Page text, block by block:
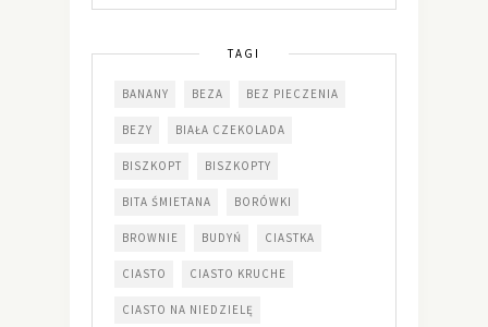
TAGI
BANANY BEZA BEZ PIECZENIA
BEZY BIAŁA CZEKOLADA
BISZKOPT BISZKOPTY
BITA ŚMIETANA BORÓWKI
BROWNIE BUDYŃ CIASTKA
CIASTO CIASTO KRUCHE
CIASTO NA NIEDZIELĘ